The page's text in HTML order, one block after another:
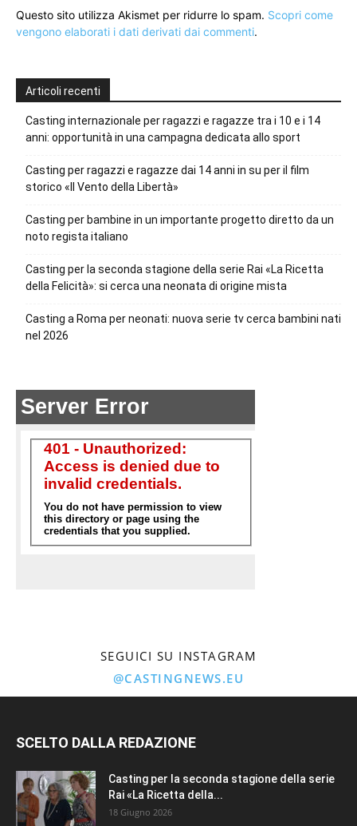
Questo sito utilizza Akismet per ridurre lo spam. Scopri come
vengono elaborati i dati derivati dai commenti.
Articoli recenti
Casting internazionale per ragazzi e ragazze tra i 10 e i 14
anni: opportunità in una campagna dedicata allo sport
Casting per ragazzi e ragazze dai 14 anni in su per il film
storico «Il Vento della Libertà»
Casting per bambine in un importante progetto diretto da un
noto regista italiano
Casting per la seconda stagione della serie Rai «La Ricetta
della Felicità»: si cerca una neonata di origine mista
Casting a Roma per neonati: nuova serie tv cerca bambini nati
nel 2026
SEGUICI SU INSTAGRAM
@CASTINGNEWS.EU
SCELTO DALLA REDAZIONE
Casting per la seconda stagione della serie
Rai «La Ricetta della...
18 Giugno 2026